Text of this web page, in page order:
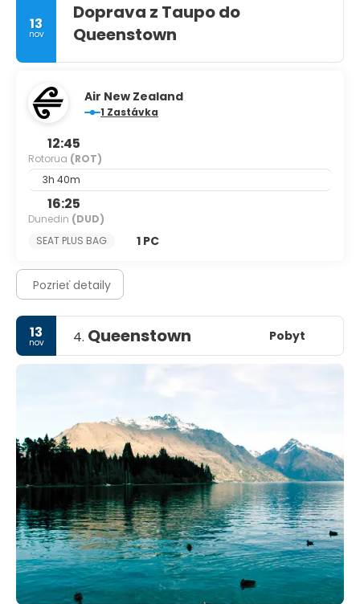
13
nov
Doprava z Taupo do
Queenstown
Air New Zealand
1 Zastávka
12:45
Rotorua (ROT)
3h 40m
16:25
Dunedin (DUD)
SEAT PLUS BAG
1 PC
Pozrieť detaily
13
nov 4. Queenstown Pobyt